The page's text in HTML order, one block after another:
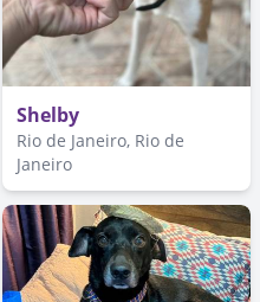
Shelby
Rio de Janeiro, Rio de
Janeiro